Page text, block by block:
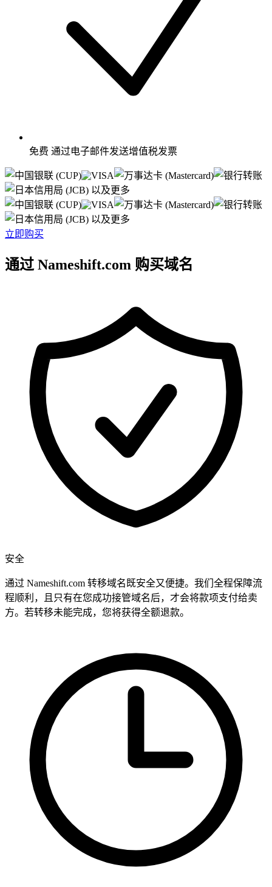
免费 通过电子邮件发送增值税发票
以及更多
以及更多
立即购买
通过 Nameshift.com 购买域名
安全
通过 Nameshift.com 转移域名既安全又便捷。我们全程保障流
程顺利，且只有在您成功接管域名后，才会将款项支付给卖
方。若转移未能完成，您将获得全额退款。